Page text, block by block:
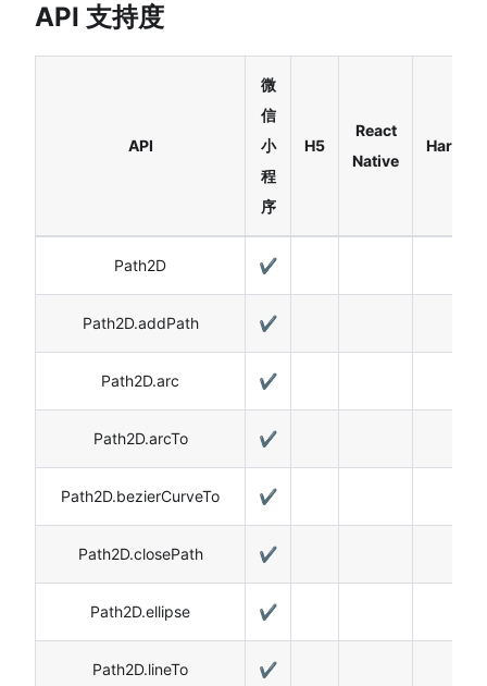
API 支持度
API
微
信
小
程
序
H5
React
Native
Path2D ✔️
Path2D.addPath ✔️
Path2D.arc ✔️
Path2D.arcTo ✔️
Path2D.bezierCurveTo ✔️
Path2D.closePath ✔️
Path2D.ellipse ✔️
Path2D.lineTo ✔️